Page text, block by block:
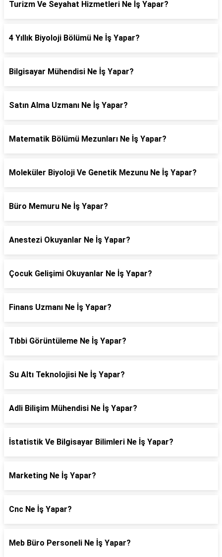
Turizm Ve Seyahat Hizmetleri Ne İş Yapar?
4 Yıllık Biyoloji Bölümü Ne İş Yapar?
Bilgisayar Mühendisi Ne İş Yapar?
Satın Alma Uzmanı Ne İş Yapar?
Matematik Bölümü Mezunları Ne İş Yapar?
Moleküler Biyoloji Ve Genetik Mezunu Ne İş Yapar?
Büro Memuru Ne İş Yapar?
Anestezi Okuyanlar Ne İş Yapar?
Çocuk Gelişimi Okuyanlar Ne İş Yapar?
Finans Uzmanı Ne İş Yapar?
Tıbbi Görüntüleme Ne İş Yapar?
Su Altı Teknolojisi Ne İş Yapar?
Adli Bilişim Mühendisi Ne İş Yapar?
İstatistik Ve Bilgisayar Bilimleri Ne İş Yapar?
Marketing Ne İş Yapar?
Cnc Ne İş Yapar?
Meb Büro Personeli Ne İş Yapar?